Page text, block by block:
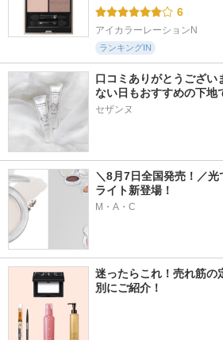
6
アイカラーレーションN
ランキングIN
口コミありがとうござ
ない日もおすすめの下
セザンヌ
＼8月7日全国発売！／光
ライト新登場！
M・A・C
迷ったらこれ！売れ筋の
別にご紹介！